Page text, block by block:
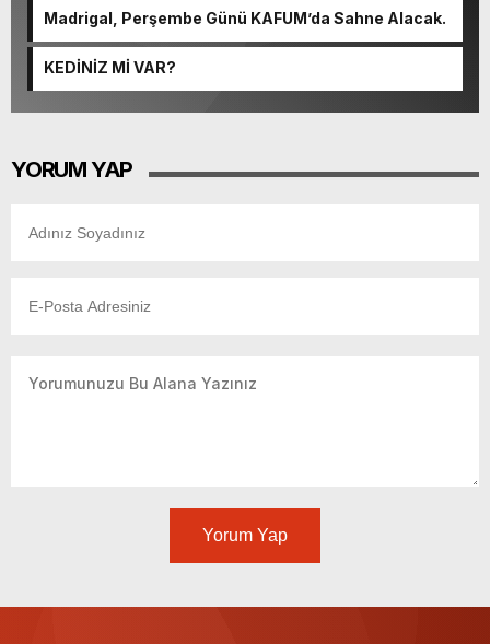
Madrigal, Perşembe Günü KAFUM’da Sahne Alacak.
KEDİNİZ Mİ VAR?
YORUM YAP
Yorum Yap